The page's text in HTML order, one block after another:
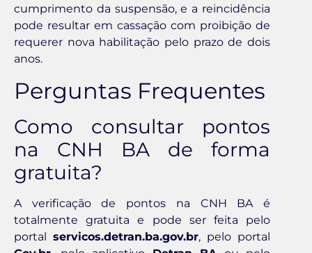
cumprimento da suspensão, e a reincidência
pode resultar em cassação com proibição de
requerer nova habilitação pelo prazo de dois
anos.
Perguntas Frequentes
Como consultar pontos
na CNH BA de forma
gratuita?
A verificação de pontos na CNH BA é
totalmente gratuita e pode ser feita pelo
portal servicos.detran.ba.gov.br, pelo portal